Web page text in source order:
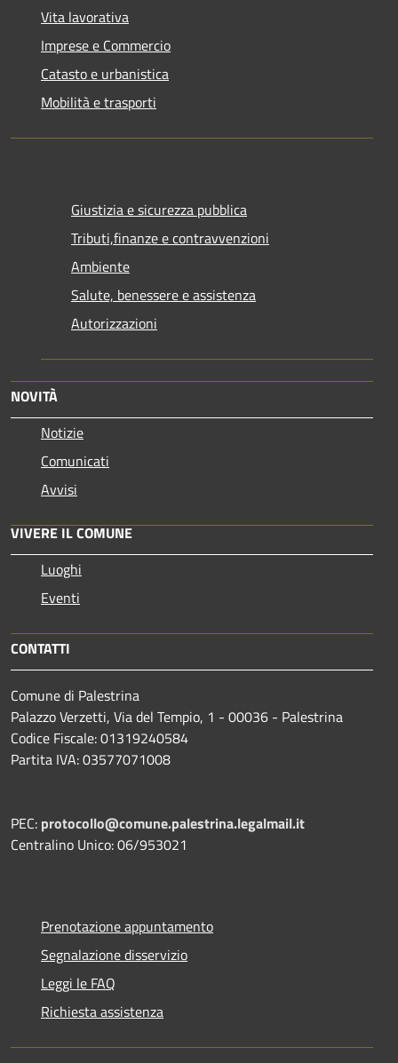
Vita lavorativa
Imprese e Commercio
Catasto e urbanistica
Mobilità e trasporti
Giustizia e sicurezza pubblica
Tributi,finanze e contravvenzioni
Ambiente
Salute, benessere e assistenza
Autorizzazioni
NOVITÀ
Notizie
Comunicati
Avvisi
VIVERE IL COMUNE
Luoghi
Eventi
CONTATTI
Comune di Palestrina
Palazzo Verzetti, Via del Tempio, 1 - 00036 - Palestrina
Codice Fiscale: 01319240584
Partita IVA: 03577071008
PEC: protocollo@comune.palestrina.legalmail.it
Centralino Unico: 06/953021
Prenotazione appuntamento
Segnalazione disservizio
Leggi le FAQ
Richiesta assistenza